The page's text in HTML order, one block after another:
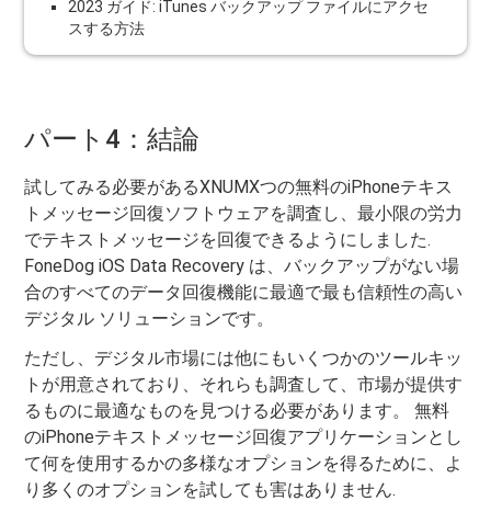
2023 ガイド: iTunes バックアップ ファイルにアクセ
スする方法
パート4：結論
試してみる必要があるXNUMXつの無料のiPhoneテキス
トメッセージ回復ソフトウェアを調査し、最小限の労力
でテキストメッセージを回復できるようにしました.
FoneDog iOS Data Recovery は、バックアップがない場
合のすべてのデータ回復機能に最適で最も信頼性の高い
デジタル ソリューションです。
ただし、デジタル市場には他にもいくつかのツールキッ
トが用意されており、それらも調査して、市場が提供す
るものに最適なものを見つける必要があります。 無料
のiPhoneテキストメッセージ回復アプリケーションとし
て何を使用するかの多様なオプションを得るために、よ
り多くのオプションを試しても害はありません.